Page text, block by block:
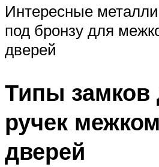
Интересные
под бронзу для
дверей
Типы замков
ручек
дверей